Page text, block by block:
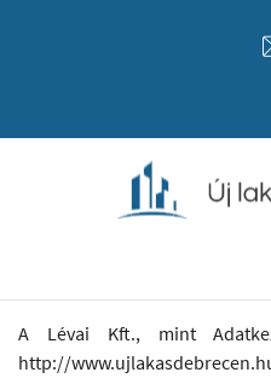
A Lévai Kft., mint
http://